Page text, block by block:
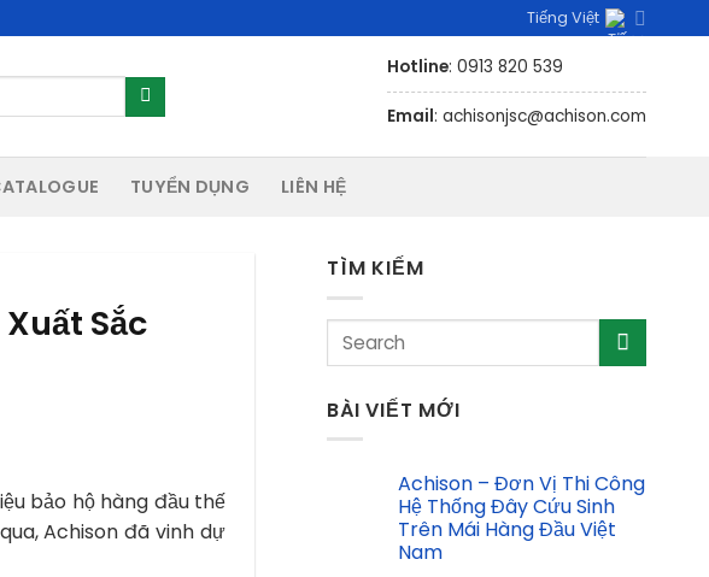
Tiếng Việt
Hotline: 0913 820 539
Email: achisonjsc@achison.com
TUYỂN DỤNG LIÊN HỆ
Sắc
bảo hộ hàng đầu thế
Achison đã vinh dự
TÌM KIẾM
BÀI VIẾT MỚI
Achison – Đơn Vị Thi Công
Hệ Thống Đây Cứu Sinh
Trên Mái Hàng Đầu Việt
Nam